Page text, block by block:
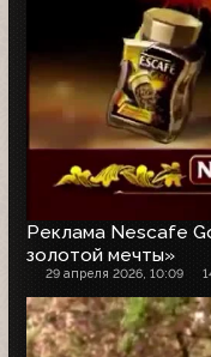
Реклама Nescafe
золотой мечты»
29 апреля 2026, 10:09